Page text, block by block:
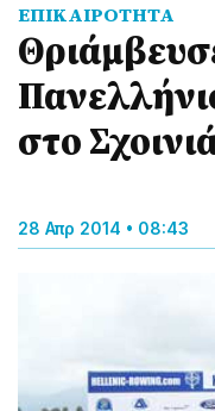
ΕΠΙΚΑΙΡΟΤΗΤΑ
στο
28 Απρ 2014 • 08:43